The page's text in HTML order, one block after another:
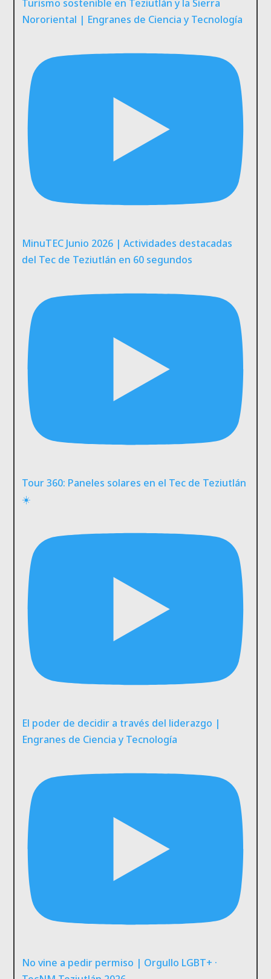
Turismo sostenible en Teziutlán y la Sierra
Nororiental | Engranes de Ciencia y Tecnología
MinuTEC Junio 2026 | Actividades destacadas
del Tec de Teziutlán en 60 segundos
Tour 360: Paneles solares en el Tec de Teziutlán
☀️
El poder de decidir a través del liderazgo |
Engranes de Ciencia y Tecnología
No vine a pedir permiso | Orgullo LGBT+ ·